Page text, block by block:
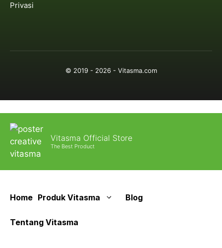
Privasi
© 2019 - 2026 - Vitasma.com
Vitasma Official Store
The Best Product
Home Produk Vitasma Blog
Tentang Vitasma